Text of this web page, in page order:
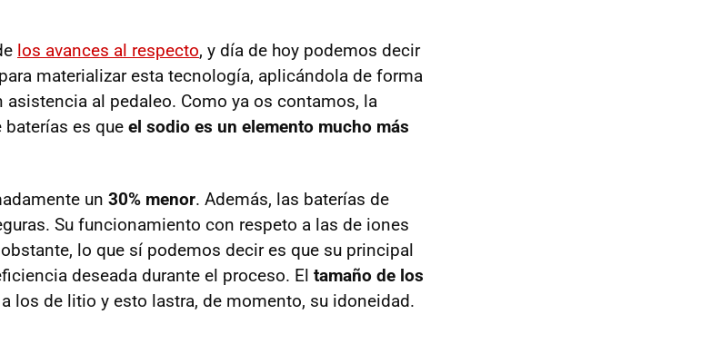
los avances al respecto, y día de hoy podemos decir
materializar esta tecnología, aplicándola de forma
al pedaleo. Como ya os contamos, la
es que el sodio es un elemento mucho más
un 30% menor. Además, las baterías de
Su funcionamiento con respeto a las de iones
lo que sí podemos decir es que su principal
deseada durante el proceso. El tamaño de los
los de litio y esto lastra, de momento, su idoneidad.